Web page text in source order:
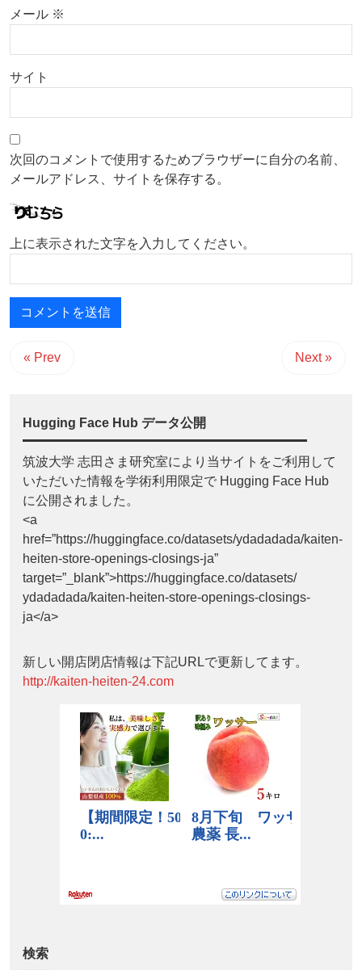
メール ※
サイト
次回のコメントで使用するためブラウザーに自分の名前、
メールアドレス、サイトを保存する。
上に表示された文字を入力してください。
« Prev Next »
Hugging Face Hub データ公開
筑波大学 志田さま研究室により当サイトをご利用して
いただいた情報を学術利用限定で Hugging Face Hub
に公開されました。
<a
href=”https://huggingface.co/datasets/ydadadada/kaiten-
heiten-store-openings-closings-ja”
target=”_blank”>https://huggingface.co/datasets/
ydadadada/kaiten-heiten-store-openings-closings-
ja</a>
新しい開店閉店情報は下記URLで更新してます。
http://kaiten-heiten-24.com
検索